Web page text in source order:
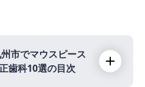
市でマウスピース
歯科10選の目次